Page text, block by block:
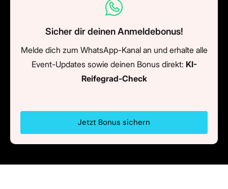
Sicher dir deinen Anmeldebonus!
Melde dich zum WhatsApp-Kanal an und erhalte alle
Event-Updates sowie deinen Bonus direkt: KI-
Reifegrad-Check
Jetzt Bonus sichern